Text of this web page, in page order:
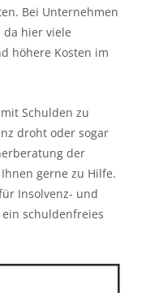
Bei Unternehmen
da hier viele
höhere Kosten im
Schulden zu
droht oder sogar
der
gerne zu Hilfe.
Insolvenz- und
schuldenfreies